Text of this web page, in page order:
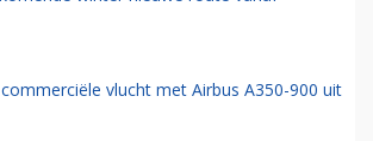
vlucht met Airbus A350-900 uit